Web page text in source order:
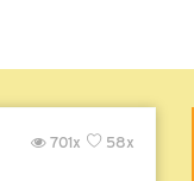
58x
701x